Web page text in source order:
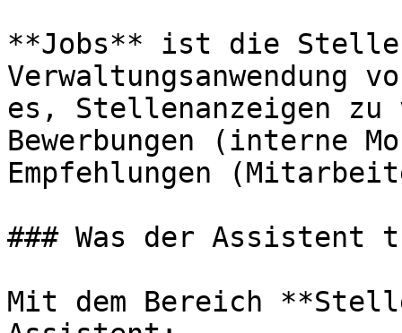
**Jobs** ist die
Verwaltungsanwendung
es, Stellenanzeigen
Bewerbungen (interne
Empfehlungen
### Was der Assistent
Mit dem Bereich